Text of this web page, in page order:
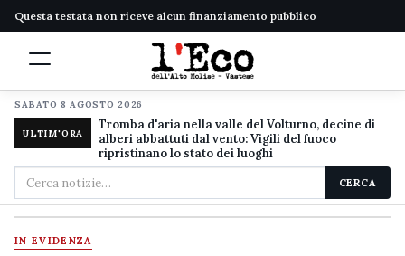
Questa testata non riceve alcun finanziamento pubblico
SABATO 8 AGOSTO 2026
ULTIM'ORA
Tromba d'aria nella valle del Volturno, decine di
alberi abbattuti dal vento: Vigili del fuoco
ripristinano lo stato dei luoghi
Cerca
nel
sito
CERCA
IN EVIDENZA